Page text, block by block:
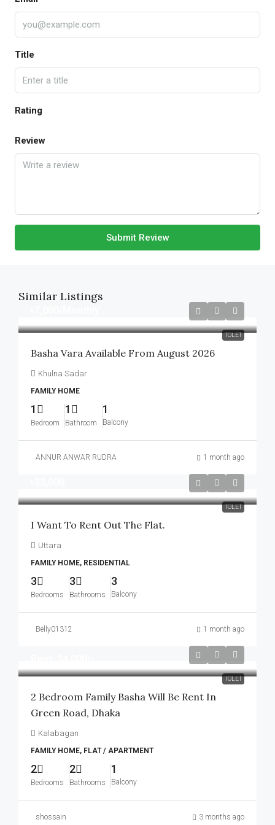
Title
Rating
Review
Submit Review
Similar Listings
TOLET
Basha Vara Available From August 2026
Khulna Sadar
FAMILY HOME
1
Bedroom
1
Bathroom
1
Balcony
ANNUR ANWAR RUDRA 1 month ago
TOLET
I Want To Rent Out The Flat.
Uttara
FAMILY HOME, RESIDENTIAL
3
Bedrooms
3
Bathrooms
3
Balcony
Belly01312 1 month ago
TOLET
2 Bedroom Family Basha Will Be Rent In
Green Road, Dhaka
Kalabagan
FAMILY HOME, FLAT / APARTMENT
2
Bedrooms
2
Bathrooms
1
Balcony
shossain 3 months ago